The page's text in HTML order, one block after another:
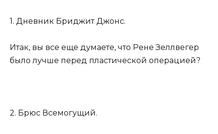
1. Дневник Бриджит Джонс.
Итак, вы все еще думаете, что Рене Зеллвегер
было лучше перед пластической операцией?
2. Брюс Всемогущий.